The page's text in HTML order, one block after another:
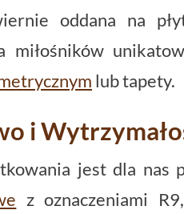
oddana na
miłośników
lub tapety.
i
jest dla
z oznaczeniami